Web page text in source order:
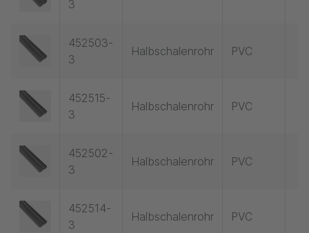
3
452503-
3
Halbschalenrohr PVC
452515-
3
Halbschalenrohr PVC
452502-
3
Halbschalenrohr PVC
452514-
3
Halbschalenrohr PVC